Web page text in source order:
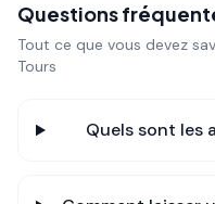
Questions
Tout ce que vous devez
Tours
Quels sont les